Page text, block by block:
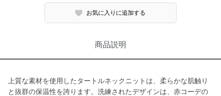
お気に入りに追加する
商品説明
上質な素材を使用したタートルネックニットは、柔らかな肌触り
と抜群の保温性を誇ります。洗練されたデザインは、赤コーデの